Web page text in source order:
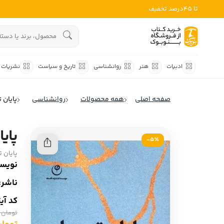
تا 45درصد تخفیف
ادبیات هنر روانشناسی تاریخ و سیاست نشریات
ادبیات ایران
ادبیات انگلیس
ادبیات فرانسه
ادبیات ایتالیا
ادبیات روسیه
ادبیات آمریکای لاتین
ادبیات
صفحه اصلی همه محصولات روانشناسی پایان
5٪-
پایان
کد
تومان 840,000